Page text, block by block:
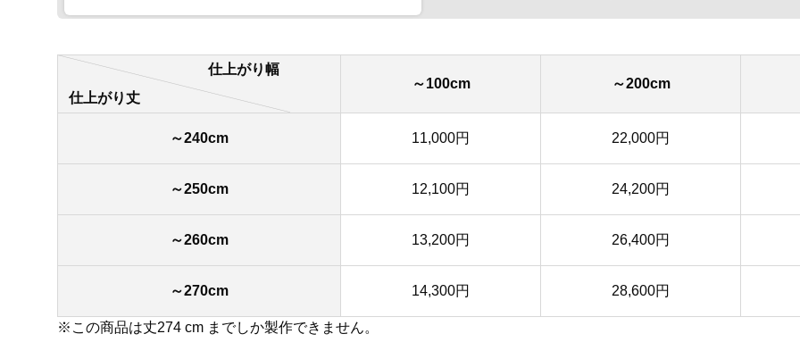
仕上がり幅
仕上がり丈
～100cm ～200cm
～240cm 11,000円 22,000円
～250cm 12,100円 24,200円
～260cm 13,200円 26,400円
～270cm 14,300円 28,600円
※この商品は丈274 cm までしか製作できません。